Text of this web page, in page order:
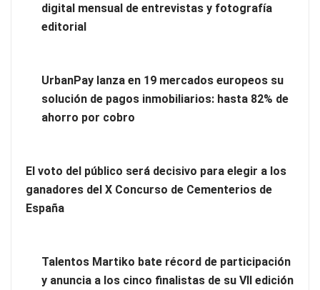
de entrevistas y fotografía editorial
digital mensual de entrevistas y fotografía
editorial
UrbanPay lanza en 19 mercados europeos su
solución de pagos inmobiliarios: hasta 82% de
ahorro por cobro
El voto del público será decisivo para elegir a los
ganadores del X Concurso de Cementerios de
España
Talentos Martiko bate récord de participación
y anuncia a los cinco finalistas de su VII edición